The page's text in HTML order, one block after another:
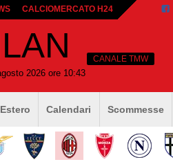
CALCIOMERCATO H24
2026 ore 10:43
CANALE TMW
Calendari Scommesse